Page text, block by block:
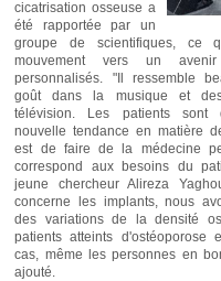
cicatrisation osseuse a
été rapportée par un
groupe de scientifiques, ce
mouvement vers un
personnalisés. "Il ressemble
goût dans la musique et
télévision. Les patients sont
nouvelle tendance en matière
est de faire de la médecine
correspond aux besoins du
jeune chercheur Alireza
concerne les implants, nous
des variations de la densité
patients atteints d'ostéoporose
cas, même les personnes en
ajouté.